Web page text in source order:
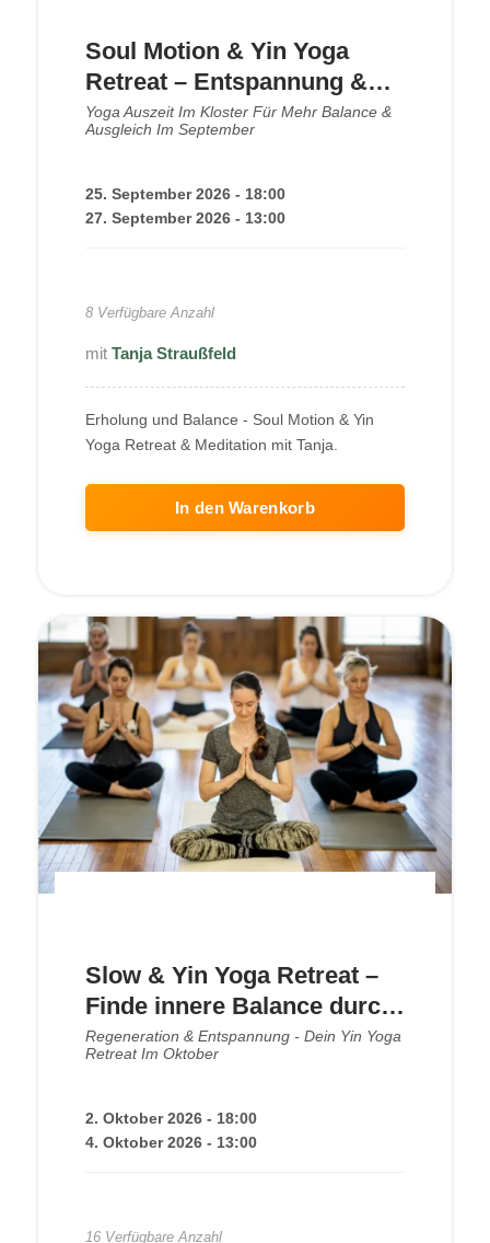
Soul Motion & Yin Yoga
Retreat – Entspannung &
Balance
Yoga Auszeit Im Kloster Für Mehr Balance &
Ausgleich Im September
25. September 2026 - 18:00
27. September 2026 - 13:00
8 Verfügbare Anzahl
Tanja Straußfeld
Erholung und Balance - Soul Motion & Yin
Yoga Retreat & Meditation mit Tanja.
In den Warenkorb
Slow & Yin Yoga Retreat –
Finde innere Balance durch
Meditation & Achtsamkeit
Regeneration & Entspannung - Dein Yin Yoga
Retreat Im Oktober
2. Oktober 2026 - 18:00
4. Oktober 2026 - 13:00
16 Verfügbare Anzahl